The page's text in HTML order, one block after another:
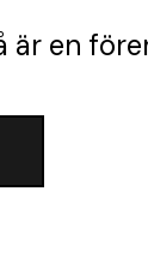
är en